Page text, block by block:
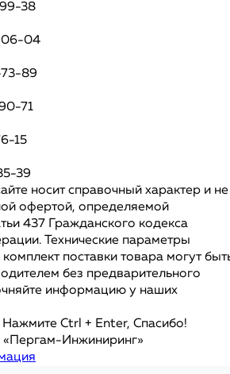
99-38
06-04
73-89
71
15
39
носит справочный характер и не
офертой, определяемой
437 Гражданского кодекса
Технические параметры
поставки товара могут
без предварительного
информацию у наших
Ctrl + Enter, Спасибо!
Инжиниринг»